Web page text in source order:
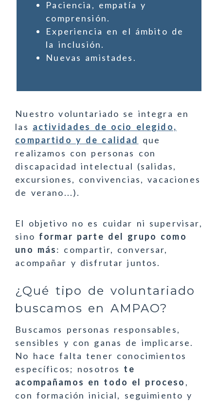
Paciencia, empatía y
comprensión.
Experiencia en el ámbito de
la inclusión.
Nuevas amistades.
Nuestro voluntariado se integra en
las actividades de ocio elegido,
compartido y de calidad que
realizamos con personas con
discapacidad intelectual (salidas,
excursiones, convivencias, vacaciones
de verano...).
El objetivo no es cuidar ni supervisar,
sino formar parte del grupo como
uno más: compartir, conversar,
acompañar y disfrutar juntos.
¿Qué tipo de voluntariado
buscamos en AMPAO?
Buscamos personas responsables,
sensibles y con ganas de implicarse.
No hace falta tener conocimientos
específicos; nosotros te
acompañamos en todo el proceso ,
con formación inicial, seguimiento y